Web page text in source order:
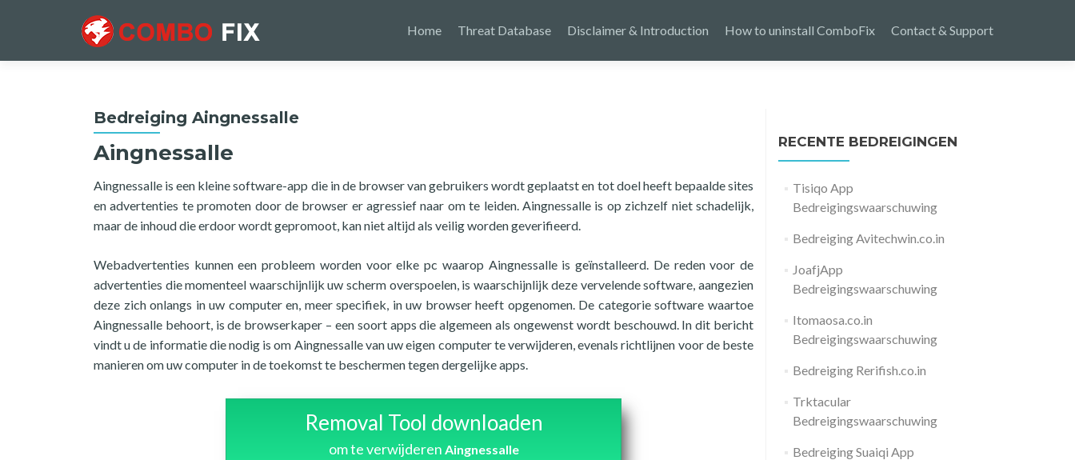
Home Threat Database Disclaimer & Introduction How to uninstall ComboFix Contact & Support
Bedreiging Aingnessalle
Aingnessalle
Aingnessalle is een kleine software-app die in de browser van gebruikers wordt geplaatst en tot doel heeft bepaalde sites
en advertenties te promoten door de browser er agressief naar om te leiden. Aingnessalle is op zichzelf niet schadelijk,
maar de inhoud die erdoor wordt gepromoot, kan niet altijd als veilig worden geverifieerd.
Webadvertenties kunnen een probleem worden voor elke pc waarop Aingnessalle is geïnstalleerd. De reden voor de
advertenties die momenteel waarschijnlijk uw scherm overspoelen, is waarschijnlijk deze vervelende software, aangezien
deze zich onlangs in uw computer en, meer specifiek, in uw browser heeft opgenomen. De categorie software waartoe
Aingnessalle behoort, is de browserkaper – een soort apps die algemeen als ongewenst wordt beschouwd. In dit bericht
vindt u de informatie die nodig is om Aingnessalle van uw eigen computer te verwijderen, evenals richtlijnen voor de beste
manieren om uw computer in de toekomst te beschermen tegen dergelijke apps.
Removal Tool downloaden
om te verwijderen Aingnessalle
RECENTE BEDREIGINGEN
Tisiqo App
Bedreigingswaarschuwing
Bedreiging Avitechwin.co.in
JoafjApp
Bedreigingswaarschuwing
Itomaosa.co.in
Bedreigingswaarschuwing
Bedreiging Rerifish.co.in
Trktacular
Bedreigingswaarschuwing
Bedreiging Suaiqi App